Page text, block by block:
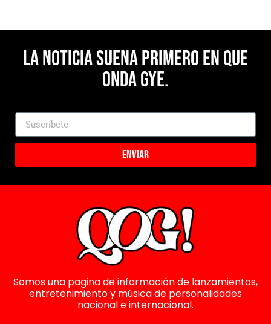
La noticia suena primero en Que
Onda Gye.
Enviar
Somos una pagina de información de lanzamientos,
entretenimiento y música de personalidades
nacional e internacional.